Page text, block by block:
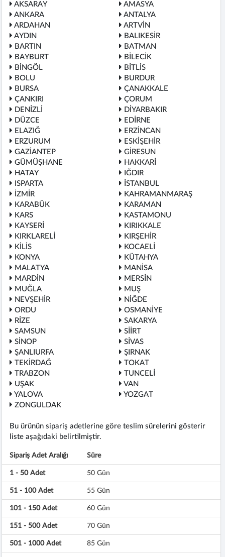
AKSARAY
AMASYA
ANKARA
ANTALYA
ARDAHAN
ARTVİN
AYDIN
BALIKESİR
BARTIN
BATMAN
BAYBURT
BİLECİK
BİNGÖL
BİTLİS
BOLU
BURDUR
BURSA
ÇANAKKALE
ÇANKIRI
ÇORUM
DENİZLİ
DİYARBAKIR
DÜZCE
EDİRNE
ELAZIĞ
ERZİNCAN
ERZURUM
ESKİŞEHİR
GAZİANTEP
GİRESUN
GÜMÜŞHANE
HAKKARİ
HATAY
IĞDIR
ISPARTA
İSTANBUL
İZMİR
KAHRAMANMARAŞ
KARABÜK
KARAMAN
KARS
KASTAMONU
KAYSERİ
KIRIKKALE
KIRKLARELİ
KIRŞEHİR
KİLİS
KOCAELİ
KONYA
KÜTAHYA
MALATYA
MANİSA
MARDİN
MERSİN
MUĞLA
MUŞ
NEVŞEHİR
NİĞDE
ORDU
OSMANİYE
RİZE
SAKARYA
SAMSUN
SİİRT
SİNOP
SİVAS
ŞANLIURFA
ŞIRNAK
TEKİRDAĞ
TOKAT
TRABZON
TUNCELİ
UŞAK
VAN
YALOVA
YOZGAT
ZONGULDAK
Bu ürünün sipariş adetlerine göre teslim sürelerini gösterir
liste aşağıdaki belirtilmiştir.
Sipariş Adet Aralığı Süre
1 - 50 Adet 50 Gün
51 - 100 Adet 55 Gün
101 - 150 Adet 60 Gün
151 - 500 Adet 70 Gün
501 - 1000 Adet 85 Gün